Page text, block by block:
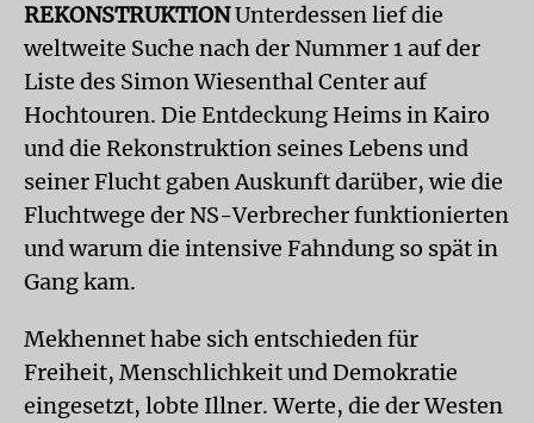
REKONSTRUKTIONUnterdessen lief die
weltweite Suche nach der Nummer 1 auf der
Liste des Simon Wiesenthal Center auf
Hochtouren. Die Entdeckung Heims in Kairo
und die Rekonstruktion seines Lebens und
seiner Flucht gaben Auskunft darüber, wie die
Fluchtwege der NS-Verbrecher funktionierten
und warum die intensive Fahndung so spät in
Gang kam.
Mekhennet habe sich entschieden für
Freiheit, Menschlichkeit und Demokratie
eingesetzt, lobte Illner. Werte, die der Westen